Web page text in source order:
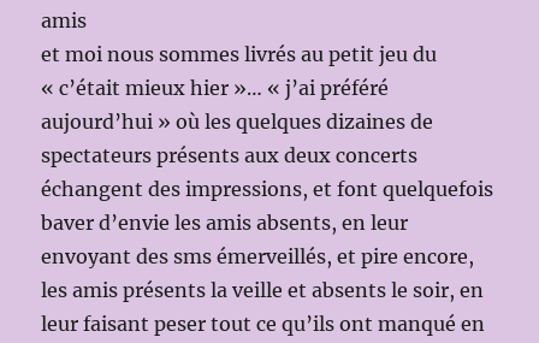
amis
et moi nous sommes livrés au petit jeu du
« c’était mieux hier »… « j’ai préféré
aujourd’hui » où les quelques dizaines de
spectateurs présents aux deux concerts
échangent des impressions, et font quelquefois
baver d’envie les amis absents, en leur
envoyant des sms émerveillés, et pire encore,
les amis présents la veille et absents le soir, en
leur faisant peser tout ce qu’ils ont manqué en